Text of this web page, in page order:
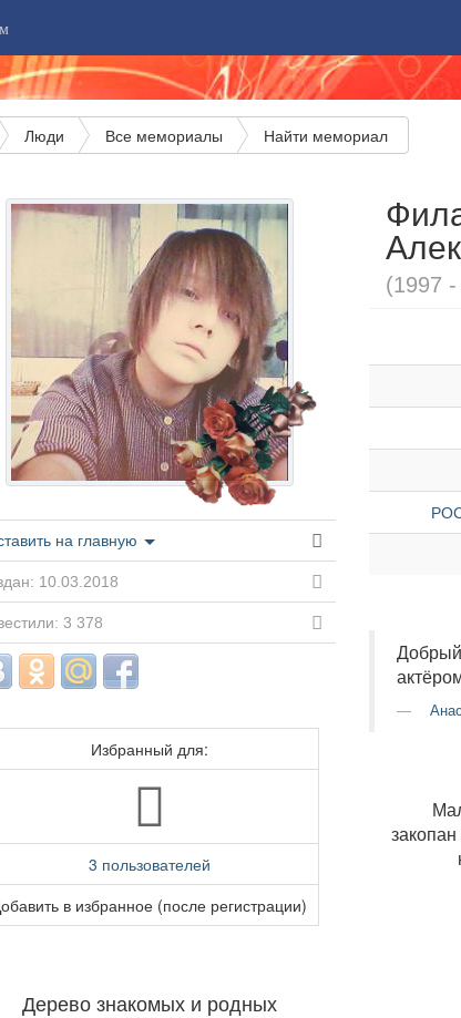
Люди Все мемориалы Найти мемориал
на главную
10.03.2018
3 378
Избранный для:
3 пользователей
в избранное (после регистрации)
Дерево знакомых и родных
(1997